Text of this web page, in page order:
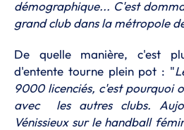
démographique... C'est
grand club dans la métropole
De quelle manière, c'est
d'entente tourne plein pot : "
9000 licenciés, c'est pourquoi
avec les autres clubs.
Vénissieux sur le handball